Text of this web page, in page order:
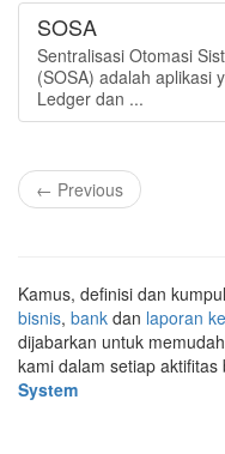
SOSA
Sentralisasi Otomasi
(SOSA) adalah aplikasi
Ledger dan ...
← Previous
Kamus, definisi dan
bisnis, bank dan laporan
dijabarkan untuk
kami dalam setiap
System